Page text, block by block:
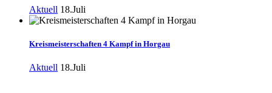
Aktuell 18.Juli
Kreismeisterschaften 4 Kampf in Horgau
Aktuell 18.Juli